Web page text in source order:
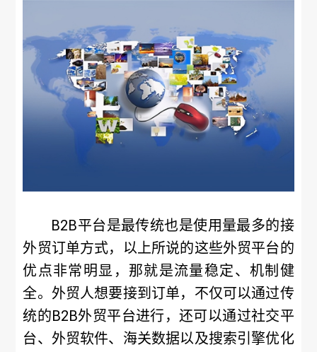
B2B平台是最传统也是使用量最多的接
外贸订单方式，以上所说的这些外贸平台的
优点非常明显，那就是流量稳定、机制健
全。外贸人想要接到订单，不仅可以通过传
统的B2B外贸平台进行，还可以通过社交平
台、外贸软件、海关数据以及搜索引擎优化